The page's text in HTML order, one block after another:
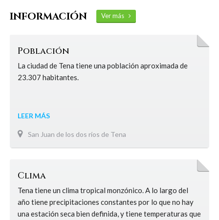
INFORMACIÓN Ver más
Población
La ciudad de Tena tiene una población aproximada de
23.307 habitantes.
LEER MÁS
San Juan de los dos ríos de Tena
Clima
Tena tiene un clima tropical monzónico. A lo largo del
año tiene precipitaciones constantes por lo que no hay
una estación seca bien definida, y tiene temperaturas que